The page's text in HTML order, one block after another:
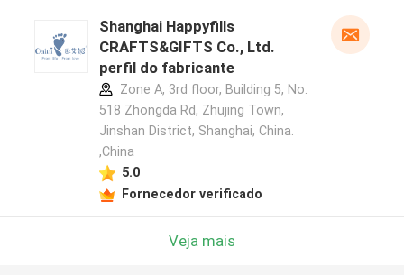
Shanghai Happyfills
CRAFTS&GIFTS Co., Ltd.
perfil do fabricante
Zone A, 3rd floor, Building 5, No.
518 Zhongda Rd, Zhujing Town,
Jinshan District, Shanghai, China.
,China
5.0
Fornecedor verificado
Veja mais